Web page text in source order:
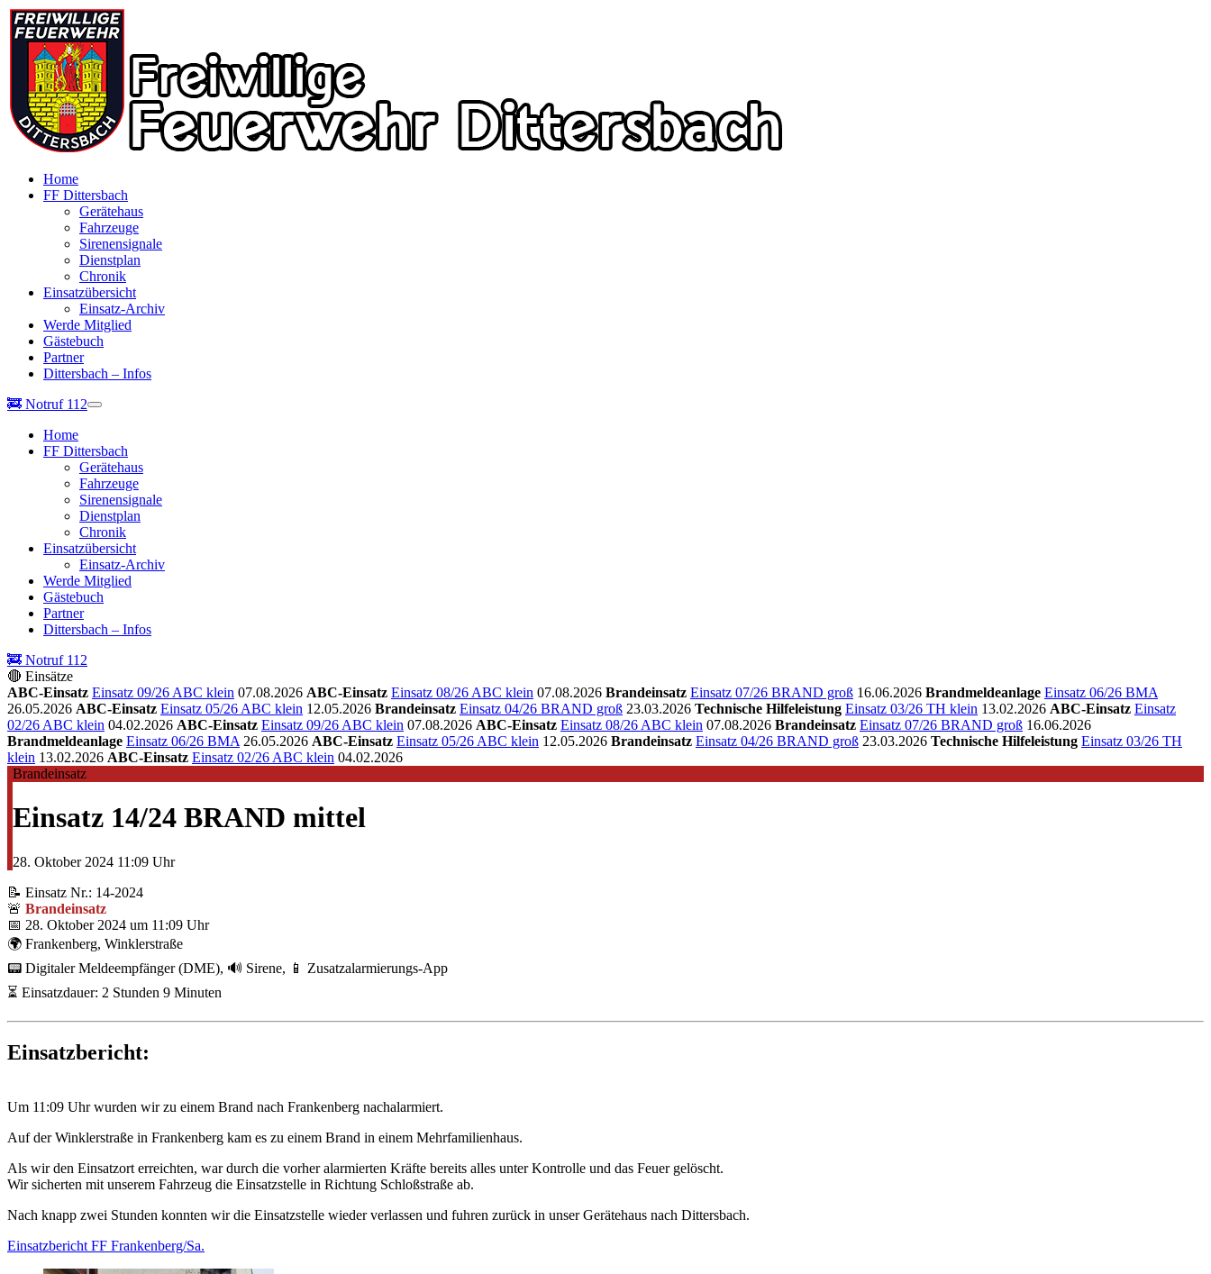
Home
FF Dittersbach
Gerätehaus
Fahrzeuge
Sirenensignale
Dienstplan
Chronik
Einsatzübersicht
Einsatz-Archiv
Werde Mitglied
Gästebuch
Partner
Dittersbach – Infos
🚒 Notruf 112
Home
FF Dittersbach
Gerätehaus
Fahrzeuge
Sirenensignale
Dienstplan
Chronik
Einsatzübersicht
Einsatz-Archiv
Werde Mitglied
Gästebuch
Partner
Dittersbach – Infos
🚒 Notruf 112
🔴 Einsätze
ABC-Einsatz Einsatz 09/26 ABC klein 07.08.2026 ABC-Einsatz Einsatz 08/26 ABC klein 07.08.2026 Brandeinsatz Einsatz 07/26 BRAND groß 16.06.2026 Brandmeldeanlage Einsatz 06/26 BMA
26.05.2026 ABC-Einsatz Einsatz 05/26 ABC klein 12.05.2026 Brandeinsatz Einsatz 04/26 BRAND groß 23.03.2026 Technische Hilfeleistung Einsatz 03/26 TH klein 13.02.2026 ABC-Einsatz Einsatz
02/26 ABC klein 04.02.2026 ABC-Einsatz Einsatz 09/26 ABC klein 07.08.2026 ABC-Einsatz Einsatz 08/26 ABC klein 07.08.2026 Brandeinsatz Einsatz 07/26 BRAND groß 16.06.2026
Brandmeldeanlage Einsatz 06/26 BMA 26.05.2026 ABC-Einsatz Einsatz 05/26 ABC klein 12.05.2026 Brandeinsatz Einsatz 04/26 BRAND groß 23.03.2026 Technische Hilfeleistung Einsatz 03/26 TH
klein 13.02.2026 ABC-Einsatz Einsatz 02/26 ABC klein 04.02.2026
Brandeinsatz
Einsatz 14/24 BRAND mittel
28. Oktober 2024 11:09 Uhr
📝 Einsatz Nr.: 14-2024
🚨 Brandeinsatz
📅 28. Oktober 2024 um 11:09 Uhr
🌍 Frankenberg, Winklerstraße
📟 Digitaler Meldeempfänger (DME), 🔊 Sirene, 📱 Zusatzalarmierungs-App
⏳ Einsatzdauer: 2 Stunden 9 Minuten
Einsatzbericht:
Um 11:09 Uhr wurden wir zu einem Brand nach Frankenberg nachalarmiert.
Auf der Winklerstraße in Frankenberg kam es zu einem Brand in einem Mehrfamilienhaus.
Als wir den Einsatzort erreichten, war durch die vorher alarmierten Kräfte bereits alles unter Kontrolle und das Feuer gelöscht.
Wir sicherten mit unserem Fahrzeug die Einsatzstelle in Richtung Schloßstraße ab.
Nach knapp zwei Stunden konnten wir die Einsatzstelle wieder verlassen und fuhren zurück in unser Gerätehaus nach Dittersbach.
Einsatzbericht FF Frankenberg/Sa.